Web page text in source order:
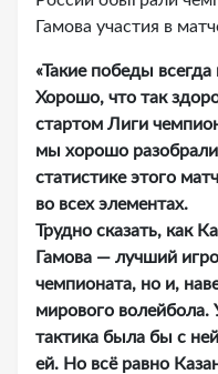
Гамова участия в
«Такие победы
Хорошо, что так
стартом Лиги
мы хорошо
статистике этого
во всех элементах.
Трудно сказать, как
Гамова — лучший
чемпионата, но и,
мирового волейбола.
тактика была бы с
ей. Но всё равно